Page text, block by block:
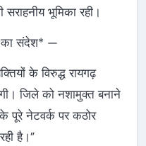
भूमिका रही।
का संदेश* —
के विरुद्ध रायगढ़
जिले को नशामुक्त बनाने
पूरे नेटवर्क पर कठोर
है।”